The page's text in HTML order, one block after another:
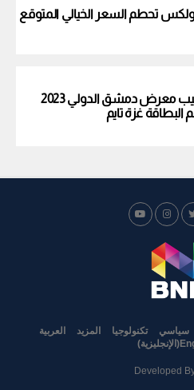
تحطم السعر الخيالي المتوقع
نتائج يانصيب معرض دمشق الدولي 2023
غزة تايم
سياسي تكنولوجيا المزيد
العربية
( الإنجليزية)
Developed